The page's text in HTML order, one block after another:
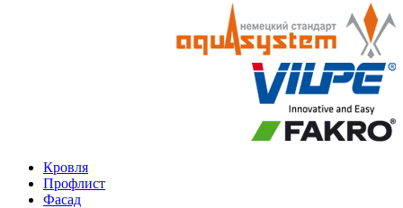
Кровля
Профлист
Фасад